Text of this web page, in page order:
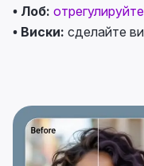
• Лоб:
• Виски: сделайте